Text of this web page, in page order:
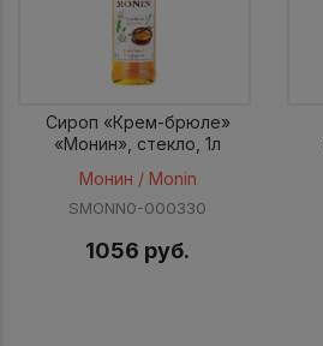
Сироп «Крем-брюле»
«Монин», стекло, 1л
Монин / Monin
SMONN0-000330
1056 руб.